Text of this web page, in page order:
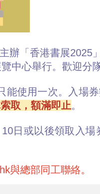
辦「香港書展2025
中心舉行。歡迎分
能使用一次。入場
取，額滿即止。
日或以後領取入場
與總部同工聯絡。